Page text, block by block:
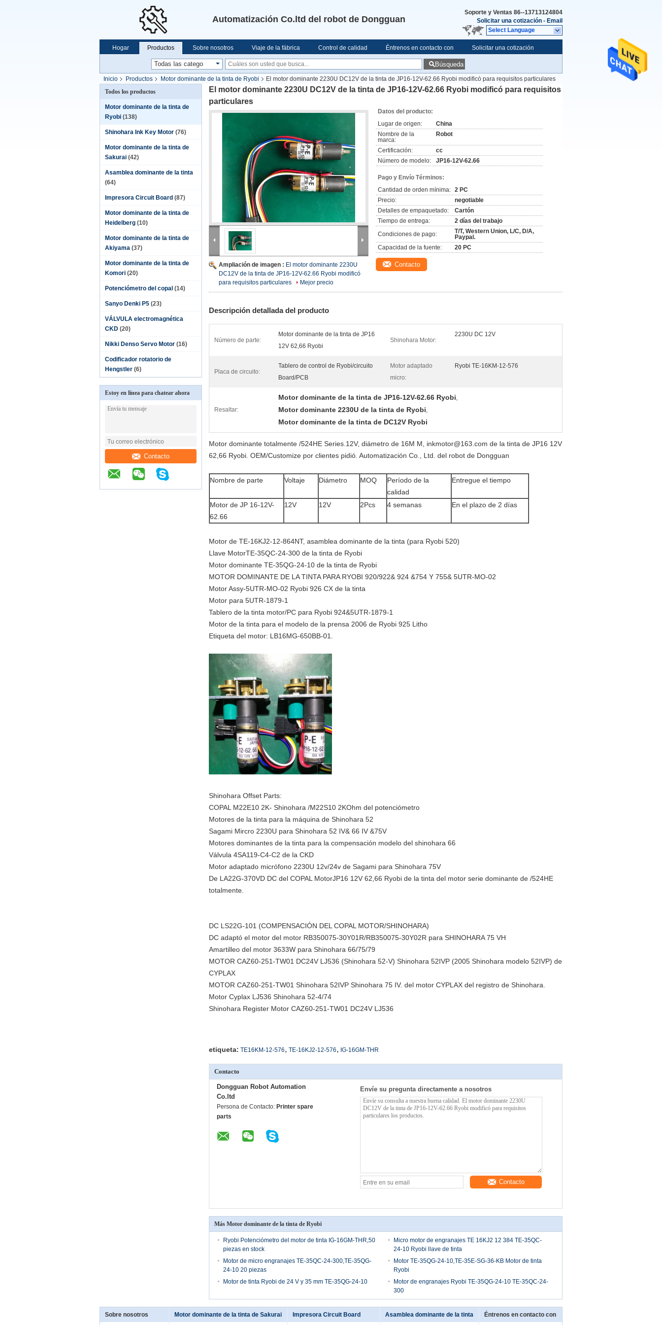
Automatización Co.ltd del robot de Dongguan
Soporte y Ventas 86--13713124804
Solicitar una cotización - Email
Select Language
Hogar Productos Sobre nosotros Viaje de la fábrica Control de calidad Éntrenos en contacto con Solicitar una cotización
Búsqueda
Inicio Productos Motor dominante de la tinta de Ryobi
El motor dominante 2230U DC12V de la tinta de JP16-12V-62.66 Ryobi modificó para requisitos particulares
Todos los productos
Motor dominante de la tinta de
Ryobi (138)
Shinohara Ink Key Motor (76)
Motor dominante de la tinta de
Sakurai (42)
Asamblea dominante de la tinta
(64)
Impresora Circuit Board (87)
Motor dominante de la tinta de
Heidelberg (10)
Motor dominante de la tinta de
Akiyama (37)
Motor dominante de la tinta de
Komori (20)
Potenciómetro del copal (14)
Sanyo Denki P5 (23)
VÁLVULA electromagnética
CKD (20)
Nikki Denso Servo Motor (16)
Codificador rotatorio de
Hengstler (6)
Estoy en línea para chatear ahora
Contacto
El motor dominante 2230U DC12V de la tinta de JP16-12V-62.66 Ryobi modificó para requisitos
particulares
Ampliación de imagen : El motor dominante 2230U
DC12V de la tinta de JP16-12V-62.66 Ryobi modificó
para requisitos particulares
Mejor precio
Datos del producto:
Lugar de origen:
China
Nombre de la
marca:
Robot
Certificación:
cc
Número de modelo:
JP16-12V-62.66
Pago y Envío Términos:
Cantidad de orden mínima: 2 PC
Precio:
negotiable
Detalles de empaquetado:
Cartón
Tiempo de entrega:
2 días del trabajo
Condiciones de pago:
T/T, Western Union, L/C, D/A,
Paypal.
Capacidad de la fuente:
20 PC
Contacto
Descripción detallada del producto
Número de parte:
Motor dominante de la tinta de JP16
12V 62,66 Ryobi
Shinohara Motor:
2230U DC 12V
Placa de circuito:
Tablero de control de Ryobi/circuito
Board/PCB
Motor adaptado
micro:
Ryobi TE-16KM-12-576
Resaltar:
Motor dominante de la tinta de JP16-12V-62.66 Ryobi,
Motor dominante 2230U de la tinta de Ryobi,
Motor dominante de la tinta de DC12V Ryobi
Motor dominante totalmente /524HE Series.12V, diámetro de 16M M, inkmotor@163.com de la tinta de JP16 12V
62,66 Ryobi. OEM/Customize por clientes pidió. Automatización Co., Ltd. del robot de Dongguan
Nombre de parte Voltaje Diámetro MOQ
Período de la
calidad
Entregue el tiempo
Motor de JP 16-12V-
62.66
12V 12V 2Pcs 4 semanas En el plazo de 2 días
Motor de TE-16KJ2-12-864NT, asamblea dominante de la tinta (para Ryobi 520)
Llave MotorTE-35QC-24-300 de la tinta de Ryobi
Motor dominante TE-35QG-24-10 de la tinta de Ryobi
MOTOR DOMINANTE DE LA TINTA PARA RYOBI 920/922& 924 &754 Y 755& 5UTR-MO-02
Motor Assy-5UTR-MO-02 Ryobi 926 CX de la tinta
Motor para 5UTR-1879-1
Tablero de la tinta motor/PC para Ryobi 924&5UTR-1879-1
Motor de la tinta para el modelo de la prensa 2006 de Ryobi 925 Litho
Etiqueta del motor: LB16MG-650BB-01.
Shinohara Offset Parts:
COPAL M22E10 2K- Shinohara /M22S10 2KOhm del potenciómetro
Motores de la tinta para la máquina de Shinohara 52
Sagami Mircro 2230U para Shinohara 52 IV& 66 IV &75V
Motores dominantes de la tinta para la compensación modelo del shinohara 66
Válvula 4SA119-C4-C2 de la CKD
Motor adaptado micrófono 2230U 12v/24v de Sagami para Shinohara 75V
De LA22G-370VD DC del COPAL MotorJP16 12V 62,66 Ryobi de la tinta del motor serie dominante de /524HE
totalmente.
DC LS22G-101 (COMPENSACIÓN DEL COPAL MOTOR/SHINOHARA)
DC adaptó el motor del motor RB350075-30Y01R/RB350075-30Y02R para SHINOHARA 75 VH
Amartilleo del motor 3633W para Shinohara 66/75/79
MOTOR CAZ60-251-TW01 DC24V LJ536 (Shinohara 52-V) Shinohara 52IVP (2005 Shinohara modelo 52IVP) de
CYPLAX
MOTOR CAZ60-251-TW01 Shinohara 52IVP Shinohara 75 IV. del motor CYPLAX del registro de Shinohara.
Motor Cyplax LJ536 Shinohara 52-4/74
Shinohara Register Motor CAZ60-251-TW01 DC24V LJ536
etiqueta: TE16KM-12-576, TE-16KJ2-12-576, IG-16GM-THR
Contacto
Dongguan Robot Automation
Co.ltd
Persona de Contacto: Printer spare
parts
Envíe su pregunta directamente a nosotros
Contacto
Más Motor dominante de la tinta de Ryobi
Ryobi Potenciómetro del motor de tinta IG-16GM-THR,50
piezas en stock
Micro motor de engranajes TE 16KJ2 12 384 TE-35QC-
24-10 Ryobi llave de tinta
Motor de micro engranajes TE-35QC-24-300,TE-35QG-
24-10 20 piezas
Motor TE-35QG-24-10,TE-35E-SG-36-KB Motor de tinta
Ryobi
Motor de tinta Ryobi de 24 V y 35 mm TE-35QG-24-10
Motor de engranajes Ryobi TE-35QG-24-10 TE-35QC-24-
300
Sobre nosotros Motor dominante de la tinta de Sakurai Impresora Circuit Board Asamblea dominante de la tinta Éntrenos en contacto con